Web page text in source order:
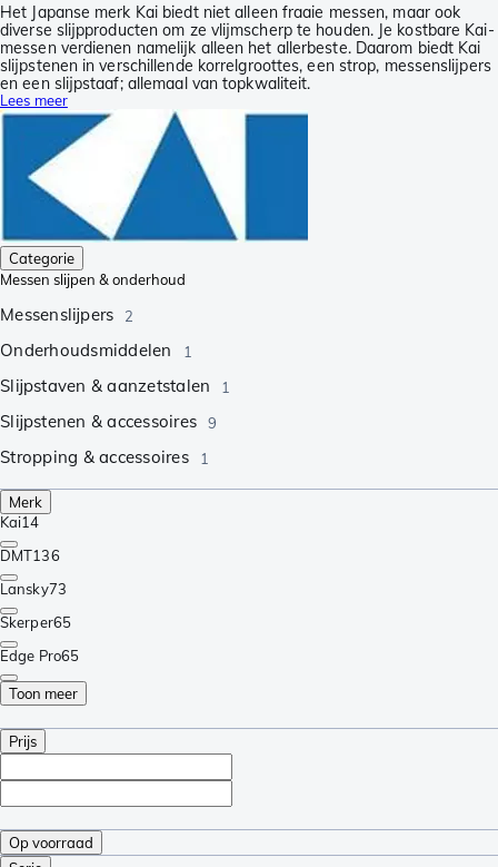
Het Japanse merk Kai biedt niet alleen fraaie messen, maar ook
diverse slijpproducten om ze vlijmscherp te houden. Je kostbare Kai-
messen verdienen namelijk alleen het allerbeste. Daarom biedt Kai
slijpstenen in verschillende korrelgroottes, een strop, messenslijpers
en een slijpstaaf; allemaal van topkwaliteit.
Lees meer
Categorie
Messen slijpen & onderhoud
Messenslijpers 2
Onderhoudsmiddelen 1
Slijpstaven & aanzetstalen 1
Slijpstenen & accessoires 9
Stropping & accessoires 1
Merk
Kai14
DMT136
Lansky73
Skerper65
Edge Pro65
Toon meer
Prijs
Op voorraad